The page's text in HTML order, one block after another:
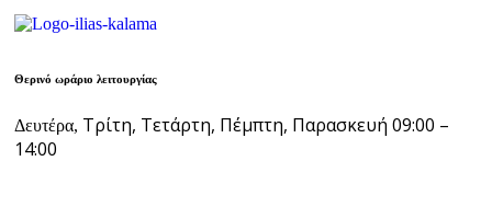
Θερινό ωράριο λειτουργίας
Δευτέρα, Τρίτη, Τετάρτη, Πέμπτη, Παρασκευή 09:00 –
14:00